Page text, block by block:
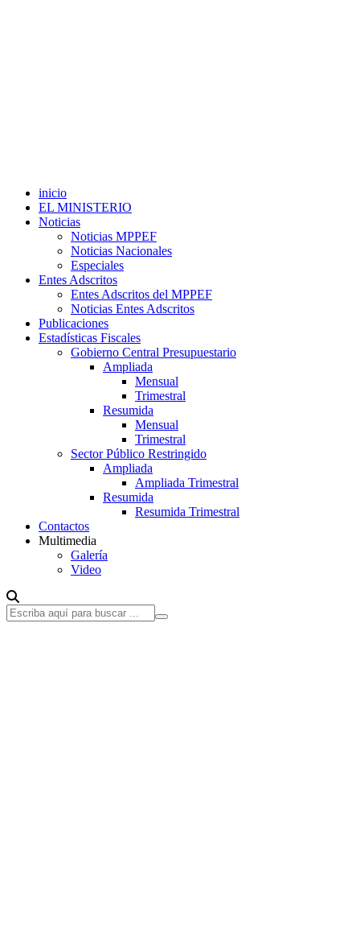
inicio
EL MINISTERIO
Noticias
Noticias MPPEF
Noticias Nacionales
Especiales
Entes Adscritos
Entes Adscritos del MPPEF
Noticias Entes Adscritos
Publicaciones
Estadísticas Fiscales
Gobierno Central Presupuestario
Ampliada
Mensual
Trimestral
Resumida
Mensual
Trimestral
Sector Público Restringido
Ampliada
Ampliada Trimestral
Resumida
Resumida Trimestral
Contactos
Multimedia
Galería
Video